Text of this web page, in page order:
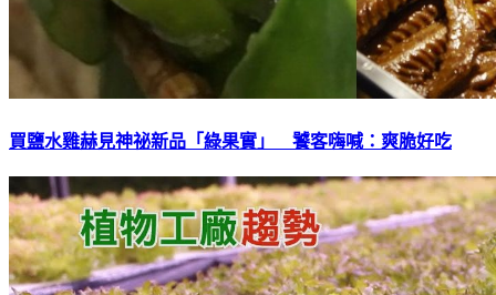
買鹽水雞赫見神祕新品「綠果實」 饕客嗨喊：爽脆好吃